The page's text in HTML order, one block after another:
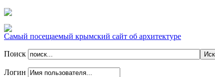
Самый посещаемый крымский сайт об архитектуре
Поиск
Логин